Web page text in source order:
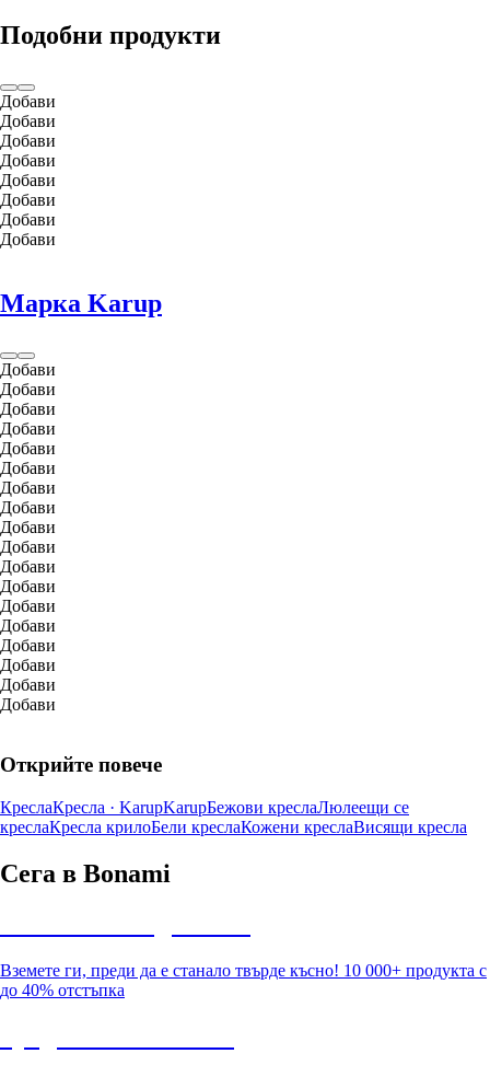
Подобни продукти
Добави
Добави
Добави
Добави
Добави
Добави
Добави
Добави
Марка Karup
Добави
Добави
Добави
Добави
Добави
Добави
Добави
Добави
Добави
Добави
Добави
Добави
Добави
Добави
Добави
Добави
Добави
Добави
Открийте повече
КреслаКресла · KarupKarupБежови креслаЛюлеещи се
креслаКресла крилоБели креслаКожени креслаВисящи кресла
Сега в Bonami
Вземете ги, преди да е станало твърде късно! 10 000+ продукта с
до 40% отстъпка